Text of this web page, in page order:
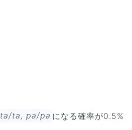
ta/ta, pa/pa になる確率が0.5%